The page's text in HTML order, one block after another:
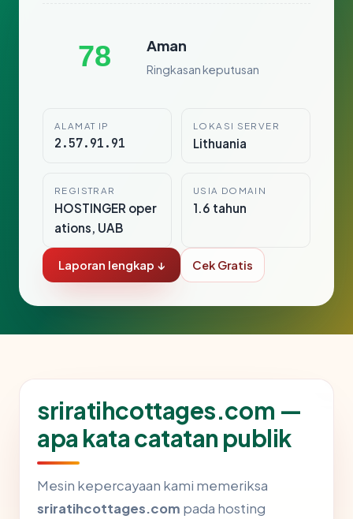
78 Aman
Ringkasan keputusan
ALAMAT IP
2.57.91.91
LOKASI SERVER
Lithuania
REGISTRAR
HOSTINGER oper
ations, UAB
USIA DOMAIN
1.6 tahun
Laporan lengkap ↓ Cek Gratis
sriratihcottages.com —
apa kata catatan publik
Mesin kepercayaan kami memeriksa
sriratihcottages.com pada hosting